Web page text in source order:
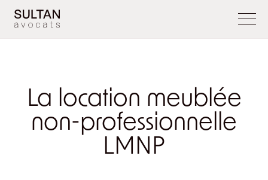
La location meublée
non-professionnelle
LMNP